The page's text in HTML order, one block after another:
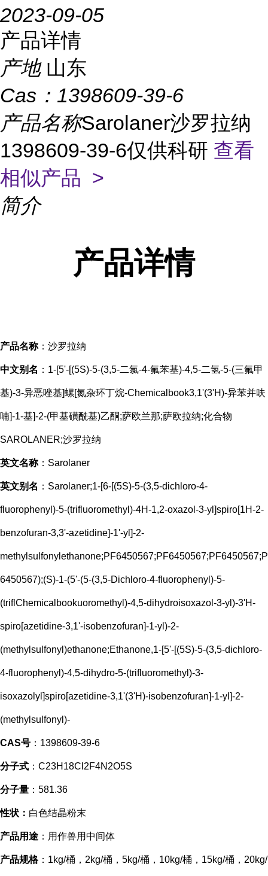
2023-09-05
产品详情
产地 山东
Cas： 1398609-39-6
产品名称Sarolaner沙罗拉纳
1398609-39-6仅供科研 查看
相似产品 >
简介
产品详情
产品名称： 沙罗拉纳
中文别名 ： 1-[5'-[(5S)-5-(3,5-二氯-4-氟苯基)-4,5-二氢-5-(三氟甲
基)-3-异恶唑基]螺[氮杂环丁烷-Chemicalbook3,1'(3'H)-异苯并呋
喃]-1-基]-2-(甲基磺酰基)乙酮;萨欧兰那;萨欧拉纳;化合物
SAROLANER;沙罗拉纳
英文名称： Sarolaner
英文别名 ： Sarolaner;1-[6-[(5S)-5-(3,5-dichloro-4-
fluorophenyl)-5-(trifluoromethyl)-4H-1,2-oxazol-3-yl]spiro[1H-2-
benzofuran-3,3'-azetidine]-1'-yl]-2-
6450567);(S)-1-(5'-(5-(3,5-Dichloro-4-fluorophenyl)-5-
(triflChemicalbookuoromethyl)-4,5-dihydroisoxazol-3-yl)-3'H-
spiro[azetidine-3,1'-isobenzofuran]-1-yl)-2-
(methylsulfonyl)ethanone;Ethanone,1-[5'-[(5S)-5-(3,5-dichloro-
4-fluorophenyl)-4,5-dihydro-5-(trifluoromethyl)-3-
isoxazolyl]spiro[azetidine-3,1'(3'H)-isobenzofuran]-1-yl]-2-
(methylsulfonyl)-
CAS号 ： 1398609-39-6
分子式 ： C23H18Cl2F4N2O5S
分子量 ： 581.36
性状： 白色结晶粉末
产品用途 ：用作兽用中间体
产品规格： 1kg/桶，2kg/桶，5kg/桶，10kg/桶，15kg/桶，20kg/